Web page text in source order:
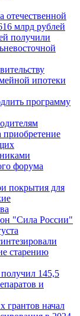
млрд рублей
получили
ипотеки
программу
форума
покрытия для
"Сила России"
старению
145,5
и
грантов начал